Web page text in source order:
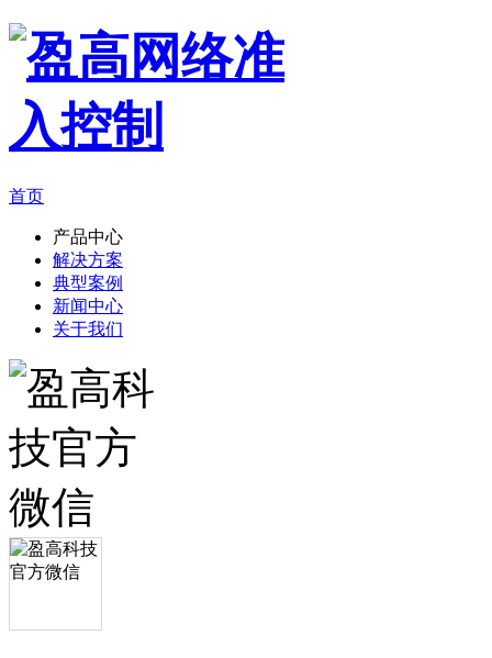
首页
产品中心
解决方案
典型案例
新闻中心
关于我们